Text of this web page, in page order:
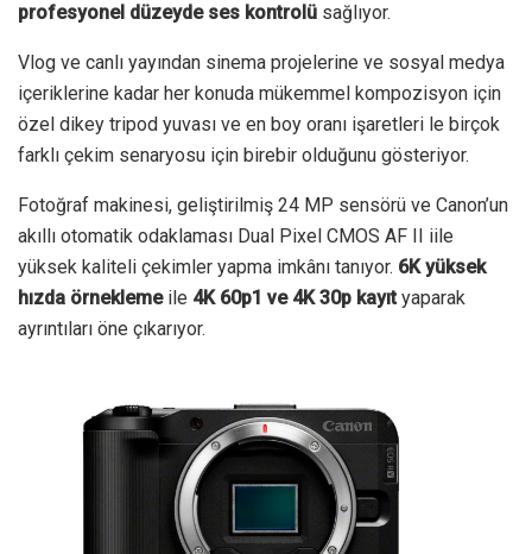
profesyonel düzeyde ses kontrolü sağlıyor.
Vlog ve canlı yayından sinema projelerine ve sosyal medya
içeriklerine kadar her konuda mükemmel kompozisyon için
özel dikey tripod yuvası ve en boy oranı işaretleri le birçok
farklı çekim senaryosu için birebir olduğunu gösteriyor.
Fotoğraf makinesi, geliştirilmiş 24 MP sensörü ve Canon’un
akıllı otomatik odaklaması Dual Pixel CMOS AF II iile
yüksek kaliteli çekimler yapma imkânı tanıyor. 6K yüksek
hızda örneklemeile 4K 60p1 ve 4K 30p kayıtyaparak
ayrıntıları öne çıkarıyor.